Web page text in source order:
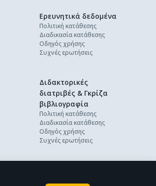
Ερευνητικά δεδομένα
Πολιτική κατάθεσης
Διαδικασία κατάθεσης
Οδηγός χρήσης
Συχνές ερωτήσεις
Διδακτορικές
διατριβές & Γκρίζα
βιβλιογραφία
Πολιτική κατάθεσης
Διαδικασία κατάθεσης
Οδηγός χρήσης
Συχνές ερωτήσεις